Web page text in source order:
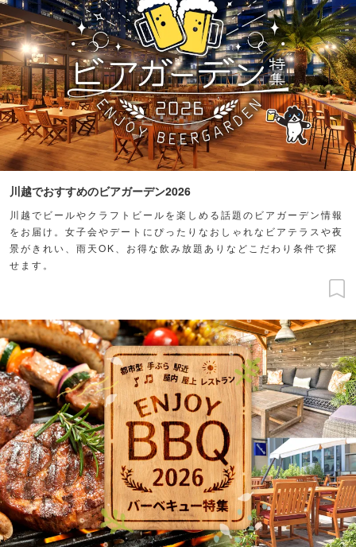
川越でおすすめのビアガーデン2026
川越でビールやクラフトビールを楽しめる話題のビアガーデン情報
をお届け。女子会やデートにぴったりなおしゃれなビアテラスや夜
景がきれい、雨天OK、お得な飲み放題ありなどこだわり条件で探
せます。